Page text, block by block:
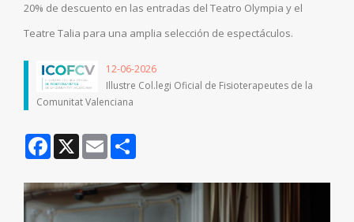
20% de descuento en las entradas del Teatro Olympia y el
Teatre Talia para una amplia selección de espectáculos.
12-06-2026
Illustre Col.legi Oficial de Fisioterapeutes de la
Comunitat Valenciana
Facebook
X Email